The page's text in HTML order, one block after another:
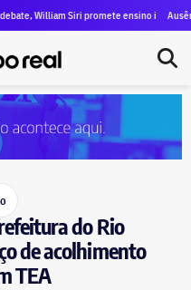
segurança e educação
citam mudanças e voltam a
Siri promete ensino integral nas
Ausência de
do Rio
de acolhimento
TEA